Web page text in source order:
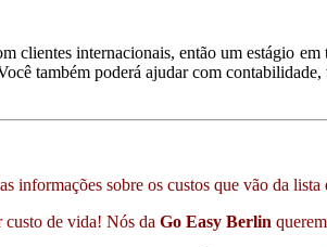
clientes internacionais, então um estágio
também poderá ajudar com
sobre os custos que vão da
custo de vida! Nós da Go Easy Berlin